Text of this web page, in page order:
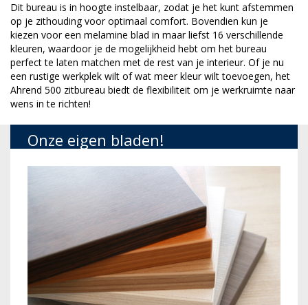
Dit bureau is in hoogte instelbaar, zodat je het kunt afstemmen
op je zithouding voor optimaal comfort. Bovendien kun je
kiezen voor een melamine blad in maar liefst 16 verschillende
kleuren, waardoor je de mogelijkheid hebt om het bureau
perfect te laten matchen met de rest van je interieur. Of je nu
een rustige werkplek wilt of wat meer kleur wilt toevoegen, het
Ahrend 500 zitbureau biedt de flexibiliteit om je werkruimte naar
wens in te richten!
Onze eigen bladen!